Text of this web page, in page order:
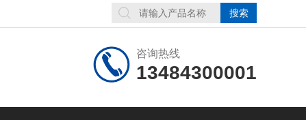
咨询热线
13484300001